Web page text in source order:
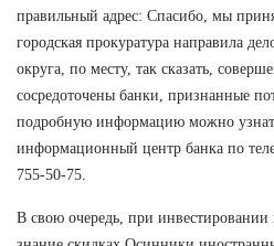
правильный адрес: Спасибо, мы
городская прокуратура направила
округа, по месту, так сказать,
сосредоточены банки, признанные
подробную информацию можно
информационный центр банка по
755-50-75.
В свою очередь, при